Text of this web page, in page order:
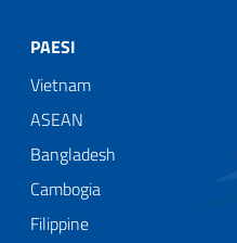
PAESI
Vietnam
ASEAN
Bangladesh
Cambogia
Filippine